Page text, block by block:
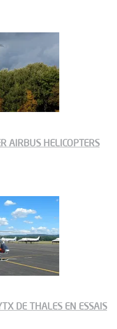
AIRBUS HELICOPTERS
DE THALES EN ESSAIS